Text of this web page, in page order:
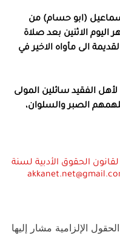
(ابو حسام) من
اليوم الاثنين بعد صلاة
الى مأواه الاخير في
لأهل الفقيد سائلين المولى
الصبر والسلوان،
المضامين بموجب بند 27 أ لقانون الحقوق الأدبية لسنة
الحقول الإلزامية مشار إليها